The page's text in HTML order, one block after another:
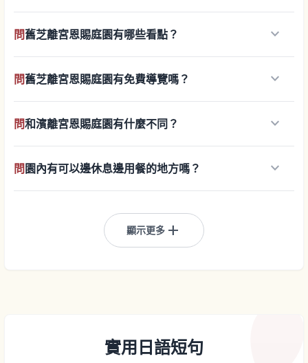
問舊芝離宮恩賜庭園有哪些看點？ keyboard_arrow_down
問舊芝離宮恩賜庭園有免費導覽嗎？ keyboard_arrow_down
問和濱離宮恩賜庭園有什麼不同？ keyboard_arrow_down
問園內有可以邊休息邊用餐的地方嗎？ keyboard_arrow_down
顯示更多 add
實用日語短句